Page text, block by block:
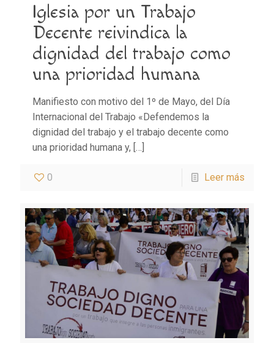
Iglesia por un Trabajo
Decente reivindica la
dignidad del trabajo como
una prioridad humana
Manifiesto con motivo del 1º de Mayo, del Día
Internacional del Trabajo «Defendemos la
dignidad del trabajo y el trabajo decente como
una prioridad humana y, […]
0 Leer más